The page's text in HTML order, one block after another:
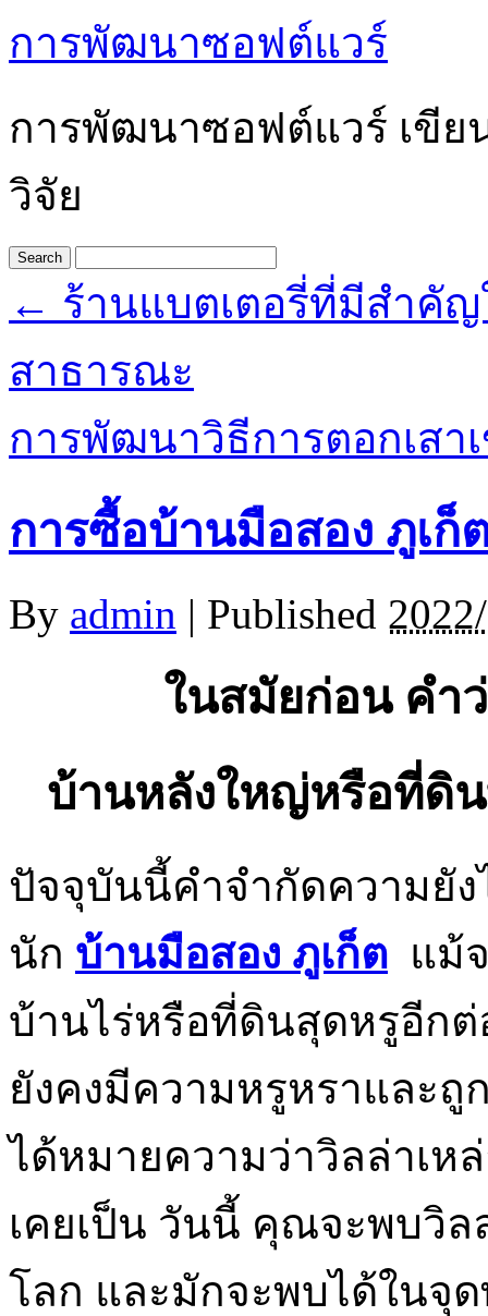
การพัฒนาซอฟต์แวร์
การพัฒนาซอฟต์แวร์ เขีย
วิจัย
← ร้านแบตเตอรี่ที่มีสำคั
สาธารณะ
การพัฒนาวิธีการตอกเส
การซื้อบ้านมือสอง ภูเ
By admin | Published
ในสมัยก่อน คำ
บ้านหลังใหญ่หรือที่ดิน
ปัจจุบันนี้คำจำกัดความยั
นัก บ้านมือสอง ภูเก็ต แม้
บ้านไร่หรือที่ดินสุดหรูอีก
ยังคงมีความหรูหราและ
ได้หมายความว่าวิลล่าเ
เคยเป็น วันนี้ คุณจะพบวิ
โลก และมักจะพบได้ในจุ